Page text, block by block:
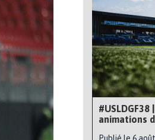
#USLDGF38
animations